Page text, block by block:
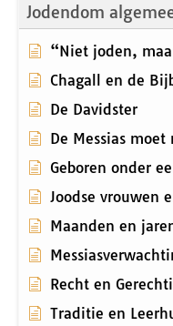
Jodendom
“Niet joden,
Chagall en de
De Davidster
De Messias moet
Geboren onder
Joodse vrouwen
Maanden en
Recht en
Traditie en